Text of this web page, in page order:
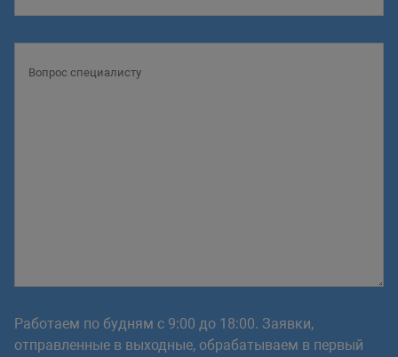
Работаем по будням с 9:00 до 18:00. Заявки,
отправленные в выходные, обрабатываем в первый